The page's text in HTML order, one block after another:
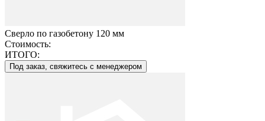
Сверло по газобетону 120 мм
Стоимость:
ИТОГО:
Под заказ, свяжитесь с менеджером